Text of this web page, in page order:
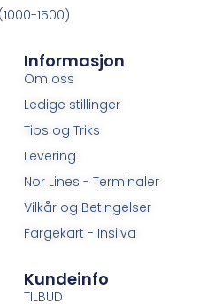
Informasjon
Om oss
Ledige stillinger
Tips og Triks
Levering
Nor Lines - Terminaler
Vilkår og Betingelser
Fargekart - Insilva
Kundeinfo
TILBUD
1500)